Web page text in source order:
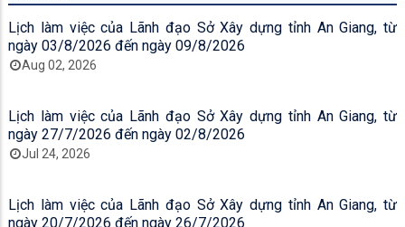
Lịch làm việc của Lãnh đạo Sở Xây dựng tỉnh An Giang, từ
ngày 03/8/2026 đến ngày 09/8/2026
Aug 02, 2026
Lịch làm việc của Lãnh đạo Sở Xây dựng tỉnh An Giang, từ
ngày 27/7/2026 đến ngày 02/8/2026
Jul 24, 2026
Lịch làm việc của Lãnh đạo Sở Xây dựng tỉnh An Giang, từ
ngày 20/7/2026 đến ngày 26/7/2026